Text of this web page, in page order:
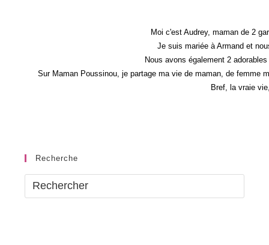
Moi c'est Audrey, maman de 2
Je suis mariée à Armand et
Nous avons également 2
Sur Maman Poussinou, je partage ma vie de maman, de femme
Bref, la vraie
Recherche